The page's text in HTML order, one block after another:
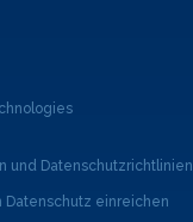
und Datenschutzrichtlinien
Datenschutz einreichen